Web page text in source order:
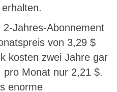
Jahres-Abonnement
von 3,29 $
kosten zwei Jahre gar
pro Monat nur 2,21 $.
enorme